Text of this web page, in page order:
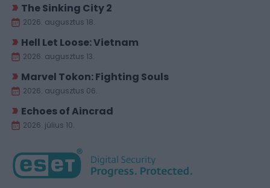
The Sinking City 2
2026. augusztus 18.
Hell Let Loose: Vietnam
2026. augusztus 13.
Marvel Tokon: Fighting Souls
2026. augusztus 06.
Echoes of Aincrad
2026. július 10.